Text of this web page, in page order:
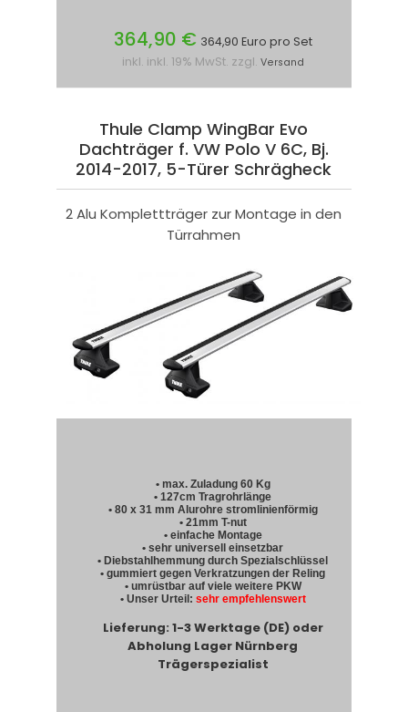
364,90 € 364,90 Euro pro Set
inkl. inkl. 19% MwSt. zzgl. Versand
Thule Clamp WingBar Evo
Dachträger f. VW Polo V 6C, Bj.
2014-2017, 5-Türer Schrägheck
2 Alu Komplettträger zur Montage in den
Türrahmen
• max. Zuladung 60 Kg
• 127cm Tragrohrlänge
• 80 x 31 mm Alurohre stromlinienförmig
• 21mm T-nut
• einfache Montage
• sehr universell einsetzbar
• Diebstahlhemmung durch Spezialschlüssel
• gummiert gegen Verkratzungen der Reling
• umrüstbar auf viele weitere PKW
• Unser Urteil: sehr empfehlenswert
Lieferung: 1-3 Werktage (DE) oder
Abholung Lager Nürnberg
Trägerspezialist